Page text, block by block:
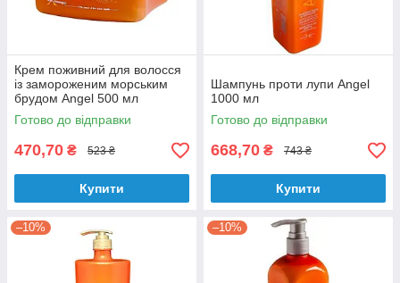
Крем поживний для волосся
із замороженим морським
брудом Angel 500 мл
Готово до відправки
470,70 ₴ 523 ₴
Купити
Шампунь проти лупи Angel
1000 мл
Готово до відправки
668,70 ₴ 743 ₴
Купити
–10% –10%